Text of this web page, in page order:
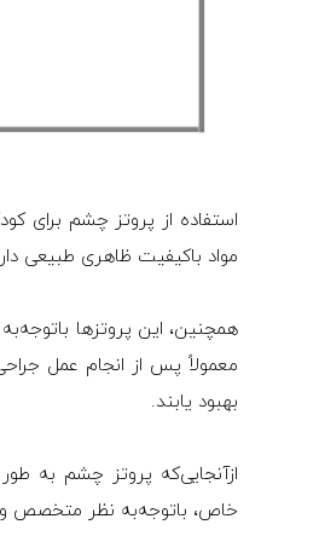
استفاده از پروتز چشم برای
مواد باکیفیت ظاهری طبیعی
همچنین، این پروتزها
معمولاً پس از انجام عمل
بهبود یابند.
ازآنجایی‌که پروتز چشم به
خاص، باتوجه‌به نظر متخصص